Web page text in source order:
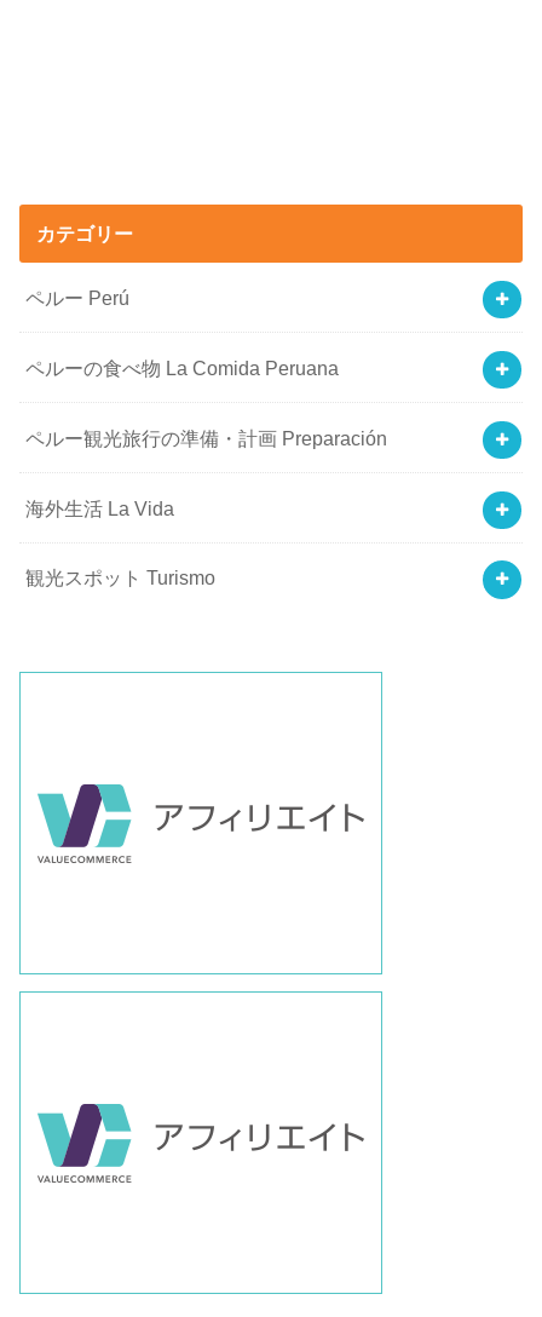
カテゴリー
ペルー Perú
ペルーの食べ物 La Comida Peruana
ペルー観光旅行の準備・計画 Preparación
海外生活 La Vida
観光スポット Turismo